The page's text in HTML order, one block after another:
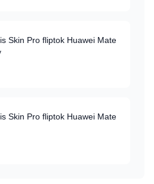
Skin Pro fliptok Huawei Mate
Skin Pro fliptok Huawei Mate